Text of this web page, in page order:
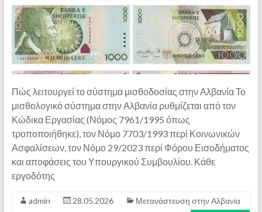
Πώς λειτουργεί το σύστημα μισθοδοσίας στην Αλβανία Το
μισθολογικό σύστημα στην Αλβανία ρυθμίζεται από τον
Κώδικα Εργασίας (Νόμος 7961/1995 όπως
τροποποιήθηκε), τον Νόμο 7703/1993 περί Κοινωνικών
Ασφαλίσεων, τον Νόμο 29/2023 περί Φόρου Εισοδήματος
και αποφάσεις του Υπουργικού Συμβουλίου. Κάθε
εργοδότης
admin 28.05.2026
Μετανάστευση στην Αλβανία